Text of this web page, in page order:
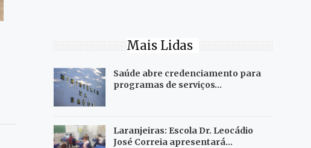
Mais Lidas
Saúde abre credenciamento para
programas de serviços…
Laranjeiras: Escola Dr. Leocádio
José Correia apresentará…